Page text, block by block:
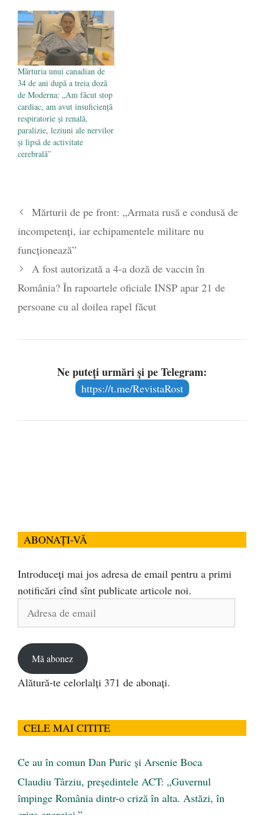
Mărturia unui canadian de
34 de ani după a treia doză
de Moderna: „Am făcut stop
cardiac, am avut insuficiență
respiratorie și renală,
paralizie, leziuni ale nervilor
și lipsă de activitate
cerebrală”
Mărturii de pe front: „Armata rusă e condusă de
incompetenți, iar echipamentele militare nu
funcționează”
A fost autorizată a 4-a doză de vaccin în
România? În rapoartele oficiale INSP apar 21 de
persoane cu al doilea rapel făcut
Ne puteți urmări și pe Telegram:
https://t.me/RevistaRost
ABONAȚI-VĂ
Introduceți mai jos adresa de email pentru a primi
notificări cînd sînt publicate articole noi.
Adresa
Mă abonez
Alătură-te celorlalți 371 de abonați.
CELE MAI CITITE
Ce au în comun Dan Puric şi Arsenie Boca
Claudiu Târziu, președintele ACT: „Guvernul
împinge România dintr-o criză în alta. Astăzi, în